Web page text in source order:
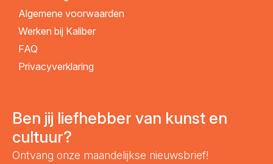
Algemene voorwaarden
Werken bij Kaliber
FAQ
Privacyverklaring
Ben jij liefhebber van kunst en
cultuur?
Ontvang onze maandelijkse nieuwsbrief!